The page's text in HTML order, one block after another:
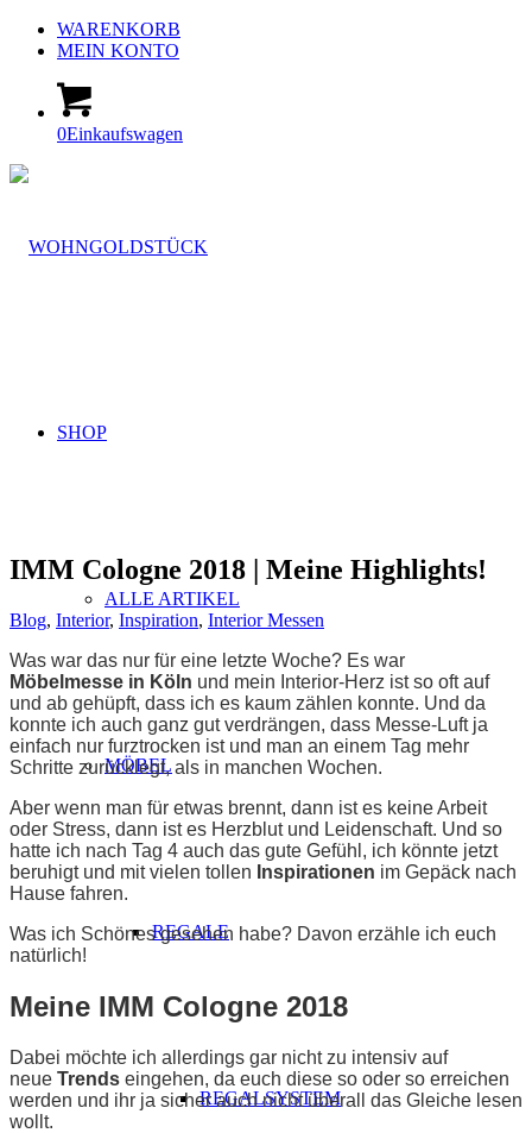
WARENKORB
MEIN KONTO
0Einkaufswagen
SHOP
ALLE ARTIKEL
MÖBEL
REGALE
REGALSYSTEM
IMM Cologne 2018 | Meine Highlights!
Blog, Interior, Inspiration, Interior Messen
Was war das nur für eine letzte Woche? Es war
Möbelmesse in Köln und mein Interior-Herz ist so oft auf
und ab gehüpft, dass ich es kaum zählen konnte. Und da
konnte ich auch ganz gut verdrängen, dass Messe-Luft ja
einfach nur furztrocken ist und man an einem Tag mehr
Schritte zurücklegt, als in manchen Wochen.
Aber wenn man für etwas brennt, dann ist es keine Arbeit
oder Stress, dann ist es Herzblut und Leidenschaft. Und so
hatte ich nach Tag 4 auch das gute Gefühl, ich könnte jetzt
beruhigt und mit vielen tollen Inspirationen im Gepäck nach
Hause fahren.
Was ich Schönes gesehen habe? Davon erzähle ich euch
natürlich!
Meine IMM Cologne 2018
Dabei möchte ich allerdings gar nicht zu intensiv auf
neue Trends eingehen, da euch diese so oder so erreichen
werden und ihr ja sicher auch nicht überall das Gleiche lesen
wollt.